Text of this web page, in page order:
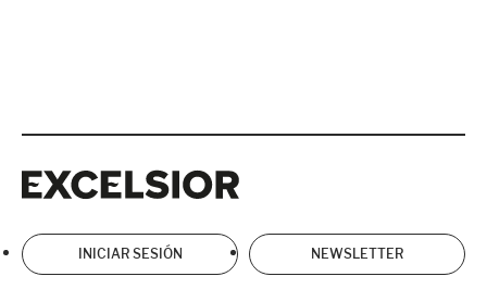
INICIAR SESIÓN NEWSLETTER